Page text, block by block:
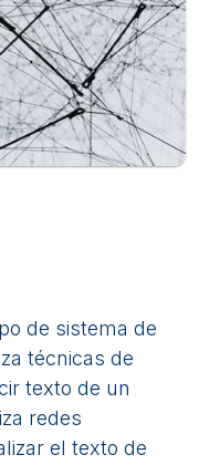
de sistema de
técnicas de
texto de un
redes
el texto de